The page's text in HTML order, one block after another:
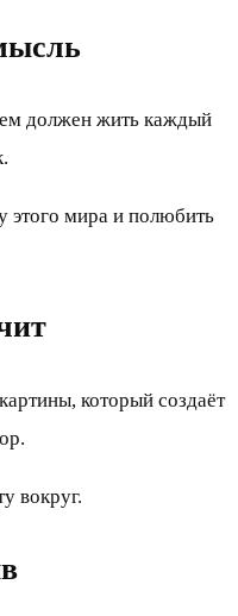
должен жить каждый
этого мира и полюбить
который создаёт
вокруг.